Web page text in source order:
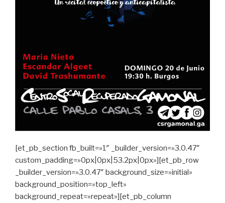
[et_pb_section fb_built=»1″ _builder_version=»3.0.47″
custom_padding=»0px|0px|53.2px|0px»][et_pb_row
_builder_version=»3.0.47″ background_size=»initial»
background_position=»top_left»
background_repeat=»repeat»][et_pb_column